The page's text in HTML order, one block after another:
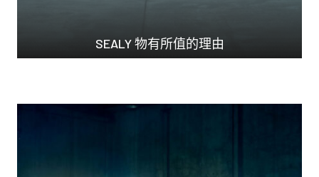
SEALY 物有所值的理由